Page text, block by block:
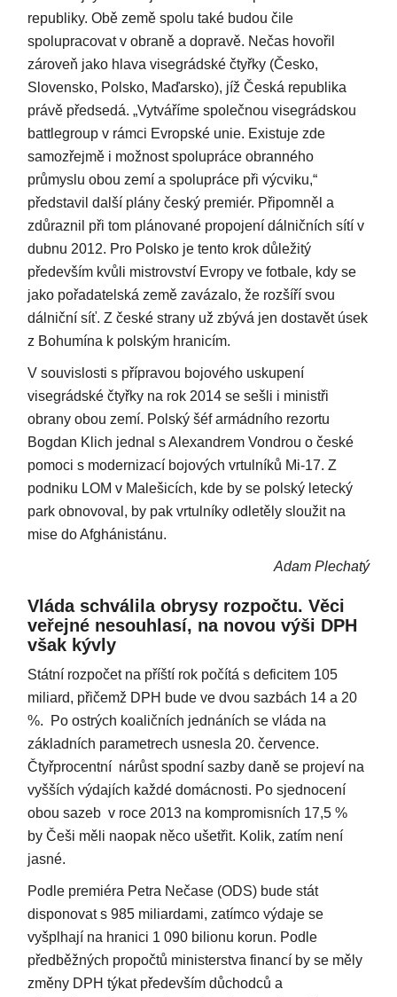
republiky. Obě země spolu také budou čile
spolupracovat v obraně a dopravě. Nečas hovořil
zároveň jako hlava visegrádské čtyřky (Česko,
Slovensko, Polsko, Maďarsko), jíž Česká republika
právě předsedá. „Vytváříme společnou visegrádskou
battlegroup v rámci Evropské unie. Existuje zde
samozřejmě i možnost spolupráce obranného
průmyslu obou zemí a spolupráce při výcviku,“
představil další plány český premiér. Připomněl a
zdůraznil při tom plánované propojení dálničních sítí v
dubnu 2012. Pro Polsko je tento krok důležitý
především kvůli mistrovství Evropy ve fotbale, kdy se
jako pořadatelská země zavázalo, že rozšíří svou
dálniční síť. Z české strany už zbývá jen dostavět úsek
z Bohumína k polským hranicím.
V souvislosti s přípravou bojového uskupení
visegrádské čtyřky na rok 2014 se sešli i ministři
obrany obou zemí. Polský šéf armádního rezortu
Bogdan Klich jednal s Alexandrem Vondrou o české
pomoci s modernizací bojových vrtulníků Mi-17. Z
podniku LOM v Malešicích, kde by se polský letecký
park obnovoval, by pak vrtulníky odletěly sloužit na
mise do Afghánistánu.
Adam Plechatý
Vláda schválila obrysy rozpočtu. Věci
veřejné nesouhlasí, na novou výši DPH
však kývly
Státní rozpočet na příští rok počítá s deficitem 105
miliard, přičemž DPH bude ve dvou sazbách 14 a 20
%. Po ostrých koaličních jednáních se vláda na
základních parametrech usnesla 20. července.
Čtyřprocentní nárůst spodní sazby daně se projeví na
vyšších výdajích každé domácnosti. Po sjednocení
obou sazeb v roce 2013 na kompromisních 17,5 %
by Češi měli naopak něco ušetřit. Kolik, zatím není
jasné.
Podle premiéra Petra Nečase (ODS) bude stát
disponovat s 985 miliardami, zatímco výdaje se
vyšplhají na hranici 1 090 bilionu korun. Podle
předběžných propočtů ministerstva financí by se měly
změny DPH týkat především důchodců a